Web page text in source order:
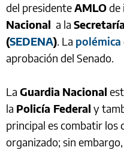
del presidenteAMLOde
Nacional a la
(SEDENA). La polémica
aprobación del Senado.
La Guardia Nacional
la Policía Federal y
principal es combatir los
organizado; sin